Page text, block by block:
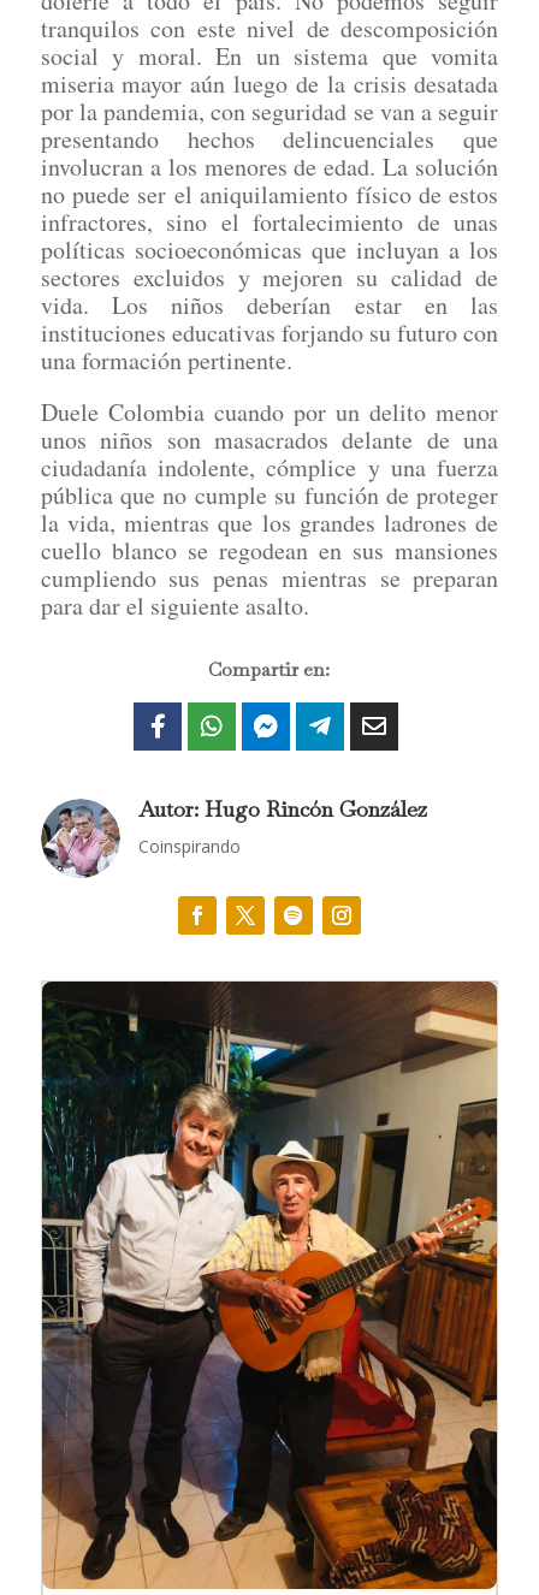
tranquilos con este nivel de descomposición
social y moral. En un sistema que vomita
miseria mayor aún luego de la crisis desatada
por la pandemia, con seguridad se van a seguir
presentando hechos delincuenciales que
involucran a los menores de edad. La solución
no puede ser el aniquilamiento físico de estos
infractores, sino el fortalecimiento de unas
políticas socioeconómicas que incluyan a los
sectores excluidos y mejoren su calidad de
vida. Los niños deberían estar en las
instituciones educativas forjando su futuro con
una formación pertinente.
Duele Colombia cuando por un delito menor
unos niños son masacrados delante de una
ciudadanía indolente, cómplice y una fuerza
pública que no cumple su función de proteger
la vida, mientras que los grandes ladrones de
cuello blanco se regodean en sus mansiones
cumpliendo sus penas mientras se preparan
para dar el siguiente asalto.
Compartir en:
Autor: Hugo Rincón González
Coinspirando